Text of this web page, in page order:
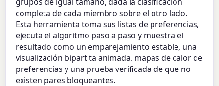
completa de cada miembro sobre el otro lado.
Esta herramienta toma sus listas de preferencias,
ejecuta el algoritmo paso a paso y muestra el
resultado como un emparejamiento estable, una
visualización bipartita animada, mapas de calor de
preferencias y una prueba verificada de que no
existen pares bloqueantes.